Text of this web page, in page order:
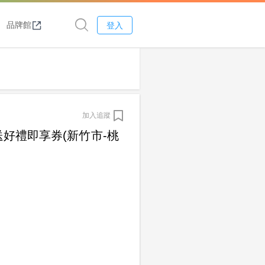
品牌館 登入
加入追蹤
禮即享券(新竹市-桃